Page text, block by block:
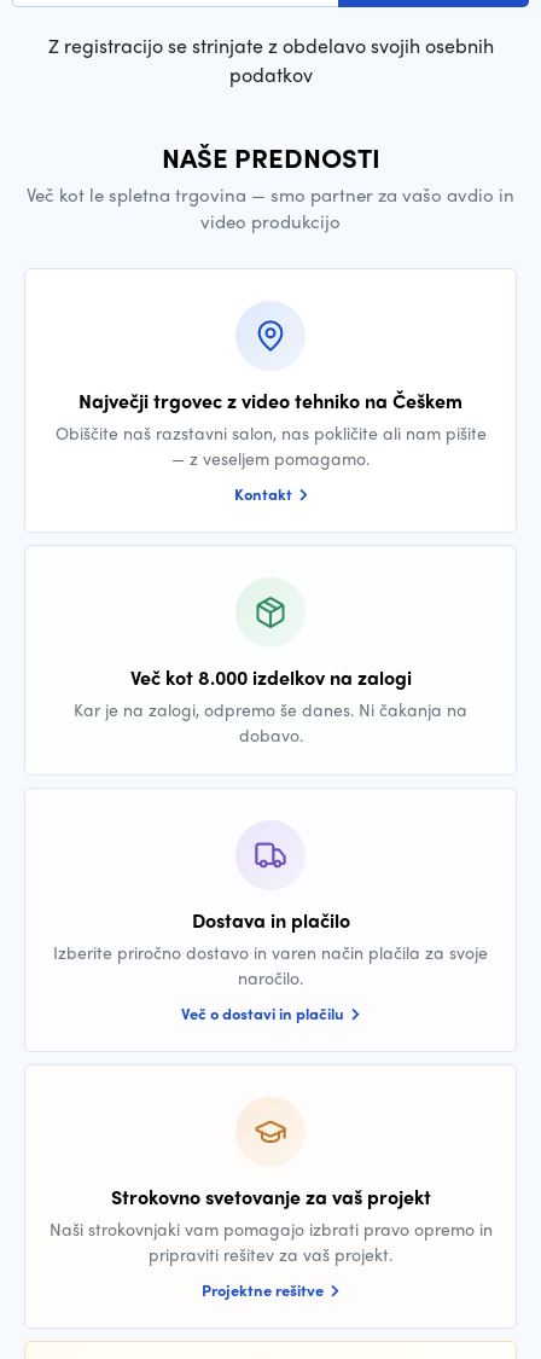
Z registracijo se strinjate z obdelavo svojih osebnih
podatkov
NAŠE PREDNOSTI
Več kot le spletna trgovina — smo partner za vašo avdio in
video produkcijo
Največji trgovec z video tehniko na Češkem
Obiščite naš razstavni salon, nas pokličite ali nam pišite
— z veseljem pomagamo.
Kontakt
Več kot 8.000 izdelkov na zalogi
Kar je na zalogi, odpremo še danes. Ni čakanja na
dobavo.
Dostava in plačilo
Izberite priročno dostavo in varen način plačila za svoje
naročilo.
Več o dostavi in plačilu
Strokovno svetovanje za vaš projekt
Naši strokovnjaki vam pomagajo izbrati pravo opremo in
pripraviti rešitev za vaš projekt.
Projektne rešitve